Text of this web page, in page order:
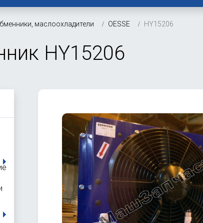
маслоохладители OESSE HY15206
HY15206